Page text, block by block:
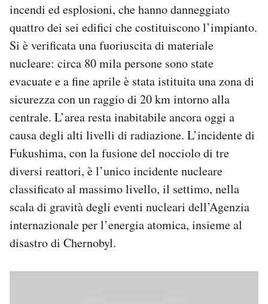
incendi ed esplosioni, che hanno danneggiato
quattro dei sei edifici che costituiscono l’impianto.
Si è verificata una fuoriuscita di materiale
nucleare: circa 80 mila persone sono state
evacuate e a fine aprile è stata istituita una zona di
sicurezza con un raggio di 20 km intorno alla
centrale. L’area resta inabitabile ancora oggi a
causa degli alti livelli di radiazione. L’incidente di
Fukushima, con la fusione del nocciolo di tre
diversi reattori, è l’unico incidente nucleare
classificato al massimo livello, il settimo, nella
scala di gravità degli eventi nucleari dell’Agenzia
internazionale per l’energia atomica, insieme al
disastro di Chernobyl.